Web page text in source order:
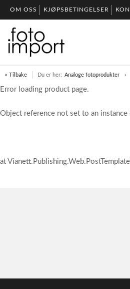
OM OSS KJØPSBETINGELSER
« Tilbake Du er her: Analoge fotoprodukter
Error loading product page.
Object reference not set to an instance
at